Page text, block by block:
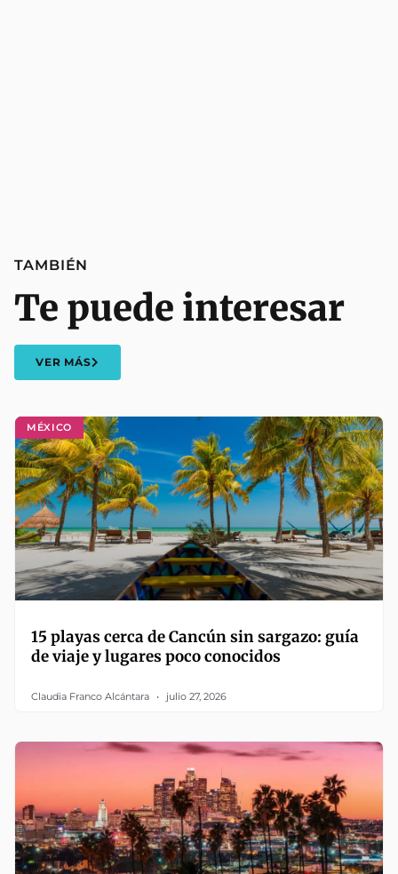
MÉXICO
15 playas cerca de Cancún sin sargazo: guía
de viaje y lugares poco conocidos
Claudia Franco Alcántara julio 27, 2026
TAMBIÉN
Te puede interesar
VER MÁS